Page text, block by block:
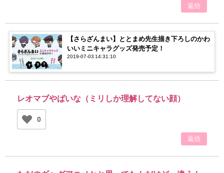
返信
【さらざんまい】ととまめ先生描き下ろしのかわ
いいミニキャラグッズ発売予定！
2019-07-03 14:31:10
レオマブやばいな（ミリしか理解してない顔）
0
返信